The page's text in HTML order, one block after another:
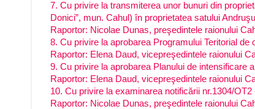
7. Cu privire la transmiterea unor bunuri din
Donici”, mun. Cahul) în proprietatea satului
Raportor: Nicolae Dunas, preşedintele raionului
8. Cu privire la aprobarea Programului Teritorial
Raportor: Elena Daud, vicepreşedintele raionului
9. Cu privire la aprobarea Planului de intensificare
Raportor: Elena Daud, vicepreşedintele raionului
10. Cu privire la examinarea notificării nr.1304/
Raportor: Nicolae Dunas, preşedintele raionului